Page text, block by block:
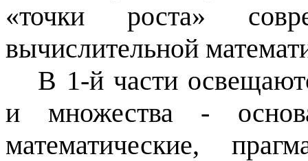
«точки роста»
вычислительной
В 1-й части
и множества -
математические,